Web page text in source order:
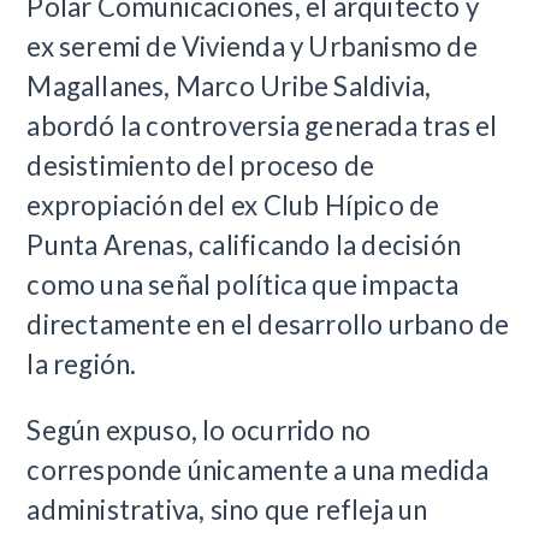
Polar Comunicaciones, el arquitecto y
ex seremi de Vivienda y Urbanismo de
Magallanes, Marco Uribe Saldivia,
abordó la controversia generada tras el
desistimiento del proceso de
expropiación del ex Club Hípico de
Punta Arenas, calificando la decisión
como una señal política que impacta
directamente en el desarrollo urbano de
la región.
Según expuso, lo ocurrido no
corresponde únicamente a una medida
administrativa, sino que refleja un